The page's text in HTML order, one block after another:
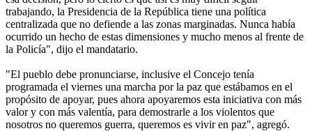
trabajando, la Presidencia de la República tiene una política
centralizada que no defiende a las zonas marginadas. Nunca había
ocurrido un hecho de estas dimensiones y mucho menos al frente de
la Policía", dijo el mandatario.
"El pueblo debe pronunciarse, inclusive el Concejo tenía
programada el viernes una marcha por la paz que estábamos en el
propósito de apoyar, pues ahora apoyaremos esta iniciativa con más
valor y con más valentía, para demostrarle a los violentos que
nosotros no queremos guerra, queremos es vivir en paz", agregó.